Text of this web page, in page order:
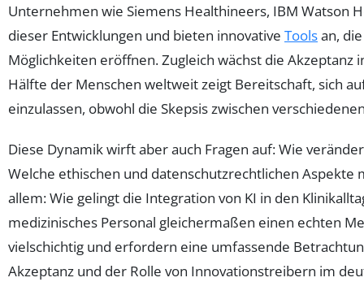
Unternehmen wie Siemens Healthineers, IBM Watson
dieser Entwicklungen und bieten innovative Toolsan,
Möglichkeiten eröffnen. Zugleich wächst die Akzeptanz
Hälfte der Menschen weltweit zeigt Bereitschaft, sich
einzulassen, obwohl die Skepsis zwischen
Diese Dynamik wirft aber auch Fragen auf: Wie
Welche ethischen und datenschutzrechtlichen Aspekte
allem: Wie gelingt die Integration von KI in den
medizinisches Personal gleichermaßen einen echten
vielschichtig und erfordern eine umfassende
Akzeptanz und der Rolle von Innovationstreibern im